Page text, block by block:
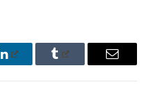
LinkedIn Tumblr Email